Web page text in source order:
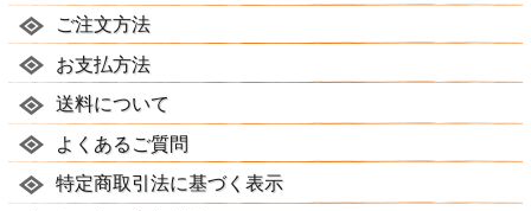
ご注文方法
お支払方法
送料について
よくあるご質問
特定商取引法に基づく表示